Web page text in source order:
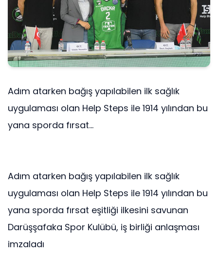
Adım atarken bağış yapılabilen ilk sağlık
uygulaması olan Help Steps ile 1914 yılından bu
yana sporda fırsat...
Adım atarken bağış yapılabilen ilk sağlık
uygulaması olan Help Steps ile 1914 yılından bu
yana sporda fırsat eşitliği ilkesini savunan
Darüşşafaka Spor Kulübü, iş birliği anlaşması
imzaladı